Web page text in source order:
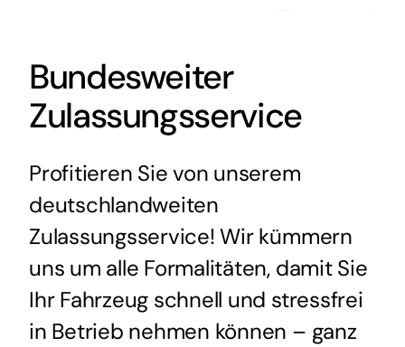
Bundesweiter
Zulassungsservice
Profitieren Sie von unserem
deutschlandweiten
Zulassungsservice! Wir kümmern
uns um alle Formalitäten, damit Sie
Ihr Fahrzeug schnell und stressfrei
in Betrieb nehmen können – ganz